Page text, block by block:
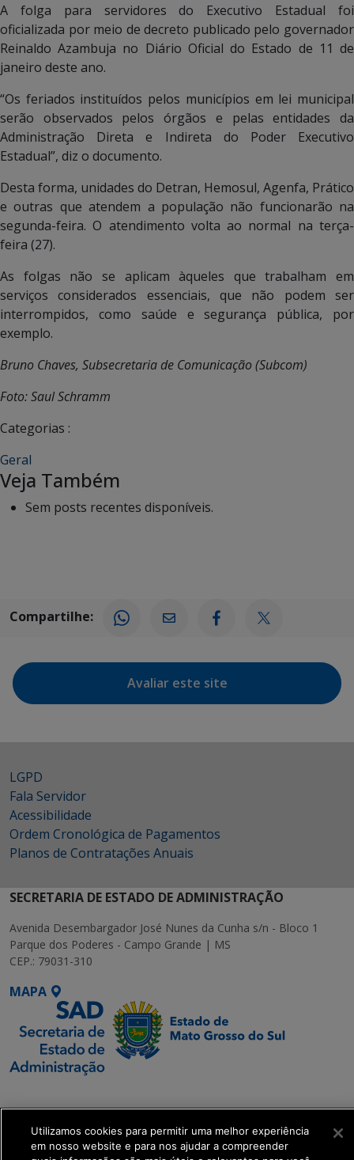
A folga para servidores do Executivo Estadual foi
oficializada por meio de decreto publicado pelo governador
Reinaldo Azambuja no Diário Oficial do Estado de 11 de
janeiro deste ano.
“Os feriados instituídos pelos municípios em lei municipal
serão observados pelos órgãos e pelas entidades da
Administração Direta e Indireta do Poder Executivo
Estadual”, diz o documento.
Desta forma, unidades do Detran, Hemosul, Agenfa, Prático
e outras que atendem a população não funcionarão na
segunda-feira. O atendimento volta ao normal na terça-
feira (27).
As folgas não se aplicam àqueles que trabalham em
serviços considerados essenciais, que não podem ser
interrompidos, como saúde e segurança pública, por
exemplo.
Bruno Chaves, Subsecretaria de Comunicação (Subcom)
Foto: Saul Schramm
Categorias :
Geral
Veja Também
Sem posts recentes disponíveis.
Compartilhe:
Avaliar este site
LGPD
Fala Servidor
Acessibilidade
Ordem Cronológica de Pagamentos
Planos de Contratações Anuais
SECRETARIA DE ESTADO DE ADMINISTRAÇÃO
Avenida Desembargador José Nunes da Cunha s/n - Bloco 1
Parque dos Poderes - Campo Grande | MS
CEP.: 79031-310
MAPA
Executiva de
Transformação Digital
Utilizamos cookies para permitir uma melhor experiência
em nosso website e para nos ajudar a compreender